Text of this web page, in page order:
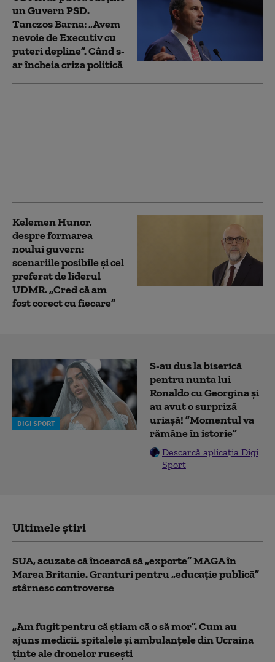
un Guvern PSD.
Tanczos Barna: „Avem
nevoie de Executiv cu
puteri depline”. Când s-
ar încheia criza politică
Kelemen Hunor,
despre formarea
noului guvern:
scenariile posibile și cel
preferat de liderul
UDMR. „Cred că am
fost corect cu fiecare”
DIGI SPORT
S-au dus la biserică
pentru nunta lui
Ronaldo cu Georgina și
au avut o surpriză
uriașă! ”Momentul va
rămâne în istorie”
Descarcă aplicația Digi
Sport
Ultimele știri
SUA, acuzate că încearcă să „exporte” MAGA în
Marea Britanie. Granturi pentru „educație publică”
stârnesc controverse
„Am fugit pentru că știam că o să mor”. Cum au
ajuns medicii, spitalele și ambulanțele din Ucraina
ținte ale dronelor rusești